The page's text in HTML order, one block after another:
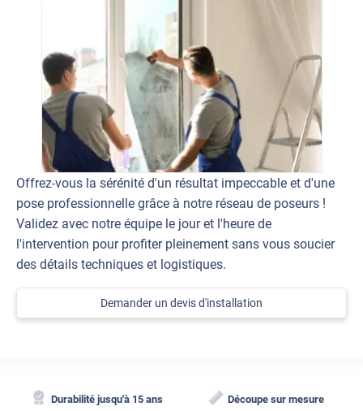
Offrez-vous la sérénité d'un résultat impeccable et d'une
pose professionnelle grâce à notre réseau de poseurs !
Validez avec notre équipe le jour et l'heure de
l'intervention pour profiter pleinement sans vous soucier
des détails techniques et logistiques.
Demander un devis d'installation
Durabilité jusqu'à 15 ans Découpe sur mesure